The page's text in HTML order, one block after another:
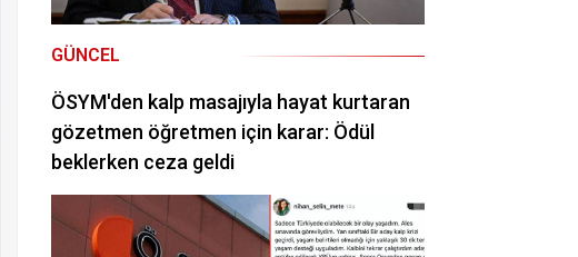
GÜNCEL
ÖSYM'den kalp masajıyla hayat kurtaran
gözetmen öğretmen için karar: Ödül
beklerken ceza geldi